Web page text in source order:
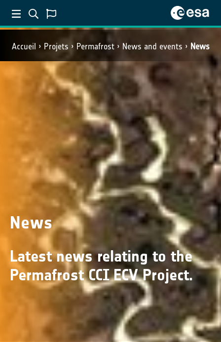
Accueil Projets Permafrost News and events News
News
Latest news relating to the
Permafrost CCI ECV Project.